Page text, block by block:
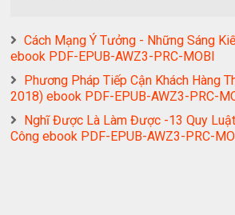
Cách Mạng Ý Tưởng - Những Sáng
ebook PDF-EPUB-AWZ3-PRC-MOBI
Phương Pháp Tiếp Cận Khách Hàng
2018) ebook PDF-EPUB-AWZ3-PRC-
Nghĩ Được Là Làm Được -13 Quy
Công ebook PDF-EPUB-AWZ3-PRC-